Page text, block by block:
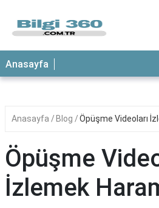
ANASAYFA
Anasayfa
Anasayfa Blog Öpüşme Videoları
Öpüşme
İzlemek